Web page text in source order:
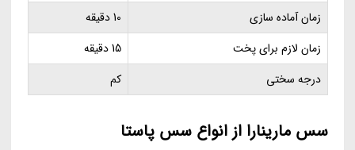
زمان آماده سازی
10 دقیقه
زمان لازم برای پخت
15 دقیقه
درجه سختی
کم
سس مارینارا از انواع سس پاستا